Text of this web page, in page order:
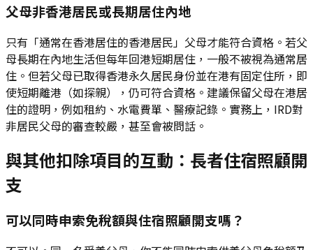
父母非香港居民或長期居住內地
只有「通常在香港居住的香港居民」父母才能符合資格。若父
母長期在內地生活但每年回港短期居住，一般不被視為通常居
住。但若父母已取得香港永久居民身份並在港有固定住所，即
使短期離港（如探親），仍可符合資格。建議保留父母在港居
住的證明，例如租約、水電費單、醫療記錄。實務上，IRD對
非居民父母的審查較嚴，甚至會被問話。
與其他扣除項目的互動：長者住宿照顧開
支
可以同時申索免稅額與住宿照顧開支嗎？